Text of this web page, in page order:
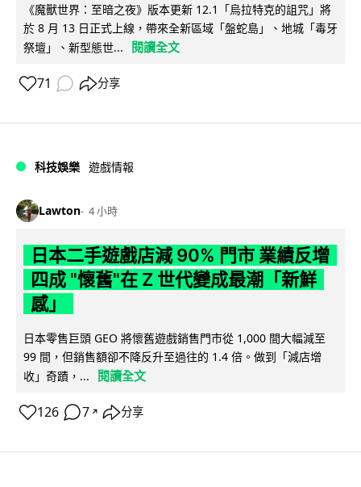
《魔獸世界：至暗之夜》版本更新 12.1「烏拉特克的詛咒」將
於 8 月 13 日正式上線，帶來全新區域「盤蛇島」、地城「毒牙
祭壇」、新型態世...
閱讀全文
71 分享
科技娛樂 遊戲情報
Lawton 4 小時
日本二手遊戲店減 90% 門市 業績反增
四成 "懷舊"在 Z 世代變成最潮「新鮮
感」
日本零售巨頭 GEO 將懷舊遊戲銷售門市從 1,000 間大幅減至
99 間，但銷售額卻不降反升至過往的 1.4 倍。做到「減店增
收」奇蹟，...
閱讀全文
126 7 ↗ 分享